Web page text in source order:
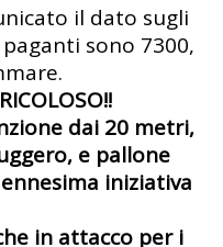
il dato sugli
sono 7300,
dai 20 metri,
e pallone
iniziativa
in attacco per i